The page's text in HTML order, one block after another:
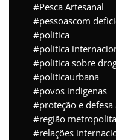
Pesca Artesanal
pessoascom
política
política
política sobre
políticaurbana
povos indígenas
proteção e
região
relações